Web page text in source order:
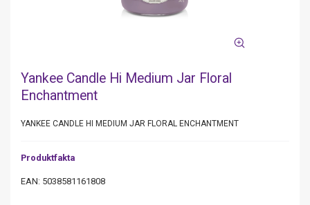
Yankee Candle Hi Medium Jar Floral
Enchantment
YANKEE CANDLE HI MEDIUM JAR FLORAL ENCHANTMENT
Produktfakta
EAN: 5038581161808